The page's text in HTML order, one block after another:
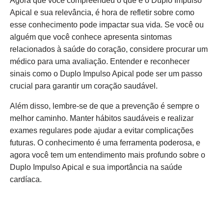
Apical e sua relevância, é hora de refletir sobre como
esse conhecimento pode impactar sua vida. Se você ou
alguém que você conhece apresenta sintomas
relacionados à saúde do coração, considere procurar um
médico para uma avaliação. Entender e reconhecer
sinais como o Duplo Impulso Apical pode ser um passo
crucial para garantir um coração saudável.
Além disso, lembre-se de que a prevenção é sempre o
melhor caminho. Manter hábitos saudáveis e realizar
exames regulares pode ajudar a evitar complicações
futuras. O conhecimento é uma ferramenta poderosa, e
agora você tem um entendimento mais profundo sobre o
Duplo Impulso Apical e sua importância na saúde
cardíaca.